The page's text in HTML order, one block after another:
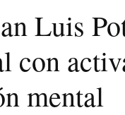
Luis
con
mental